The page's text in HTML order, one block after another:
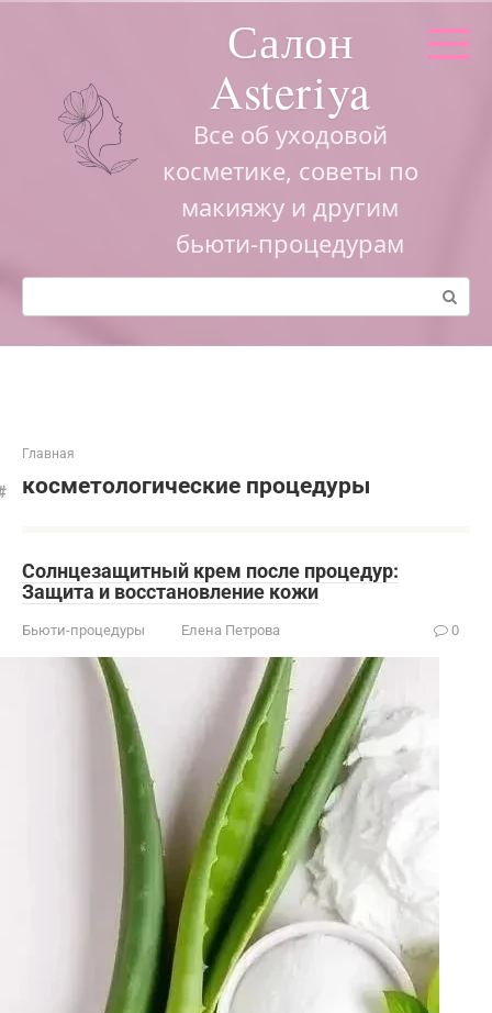
Салон
Asteriya
Все об уходовой
косметике, советы по
макияжу и другим
бьюти-процедурам
Поиск:
Главная
косметологические процедуры
Солнцезащитный крем после процедур:
Защита и восстановление кожи
Бьюти-процедуры Елена Петрова 0